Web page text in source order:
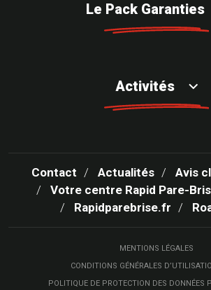
Le Pack Garanties
Activités
Contact Actualités Avis
Votre centre Rapid Pare-
Rapidparebrise.fr
MENTIONS LÉGALES
CONDITIONS GÉNÉRALES
POLITIQUE DE PROTECTION DES DONNÉES